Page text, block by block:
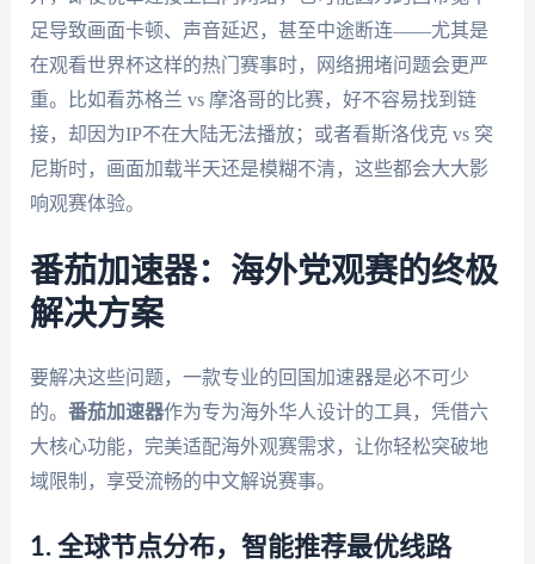
足导致画面卡顿、声音延迟，甚至中途断连——尤其是
在观看世界杯这样的热门赛事时，网络拥堵问题会更严
重。比如看苏格兰 vs 摩洛哥的比赛，好不容易找到链
接，却因为IP不在大陆无法播放；或者看斯洛伐克 vs 突
尼斯时，画面加载半天还是模糊不清，这些都会大大影
响观赛体验。
番茄加速器：海外党观赛的终极
解决方案
要解决这些问题，一款专业的回国加速器是必不可少
的。 番茄加速器作为专为海外华人设计的工具，凭借六
大核心功能，完美适配海外观赛需求，让你轻松突破地
域限制，享受流畅的中文解说赛事。
1. 全球节点分布，智能推荐最优线路